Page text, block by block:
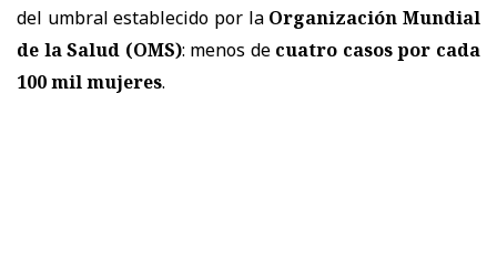
del umbral establecido por la Organización Mundial
de la Salud (OMS): menos de cuatro casos por cada
100 mil mujeres.